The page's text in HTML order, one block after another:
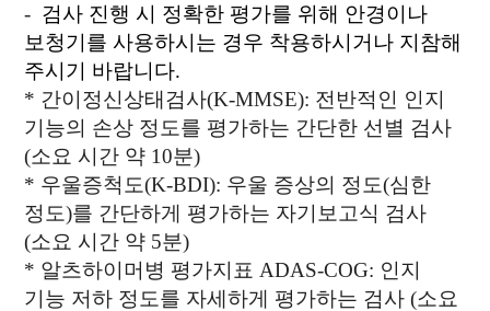
- 검사 진행 시 정확한 평가를 위해 안경이나
보청기를 사용하시는 경우 착용하시거나 지참해
주시기 바랍니다.
* 간이정신상태검사(K-MMSE): 전반적인 인지
기능의 손상 정도를 평가하는 간단한 선별 검사
(소요 시간 약 10분)
* 우울증척도(K-BDI): 우울 증상의 정도(심한
정도)를 간단하게 평가하는 자기보고식 검사
(소요 시간 약 5분)
* 알츠하이머병 평가지표 ADAS-COG: 인지
기능 저하 정도를 자세하게 평가하는 검사 (소요